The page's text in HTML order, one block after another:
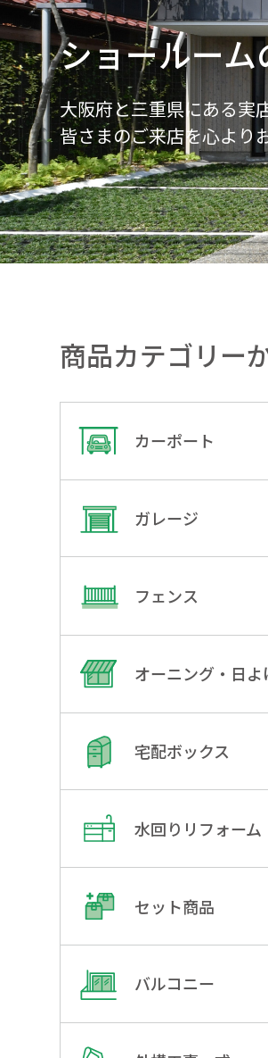
ショールー
大阪府と三重県にある実
皆さまのご来店を心より
商品カテゴリー
カーポート
ガレージ
フェンス
オーニング・日よ
宅配ボックス
水回りリフォーム
セット商品
バルコニー